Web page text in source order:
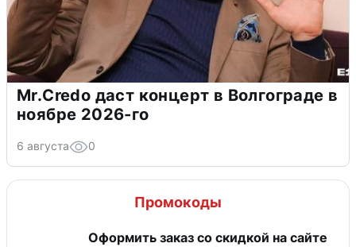
Mr.Credo даст концерт в Волгограде в
ноябре 2026-го
6 августа 0
Промокоды
Оформить заказ со скидкой на сайте